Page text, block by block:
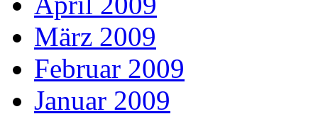
März 2009
Februar 2009
Januar 2009